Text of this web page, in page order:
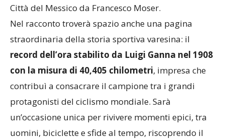
Città del Messico da Francesco Moser.
Nel racconto troverà spazio anche una pagina
straordinaria della storia sportiva varesina: il
record dell’ora stabilito da Luigi Ganna nel 1908
con la misura di 40,405 chilometri, impresa che
contribuì a consacrare il campione tra i grandi
protagonisti del ciclismo mondiale. Sarà
un’occasione unica per rivivere momenti epici, tra
uomini, biciclette e sfide al tempo, riscoprendo il